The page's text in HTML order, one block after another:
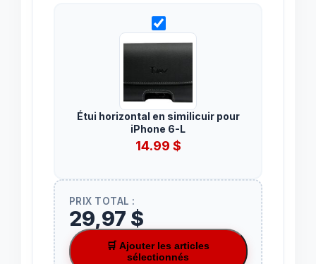
Étui horizontal en similicuir pour
iPhone 6-L
14.99 $
PRIX TOTAL :
29,97 $
🛒 Ajouter les articles
sélectionnés